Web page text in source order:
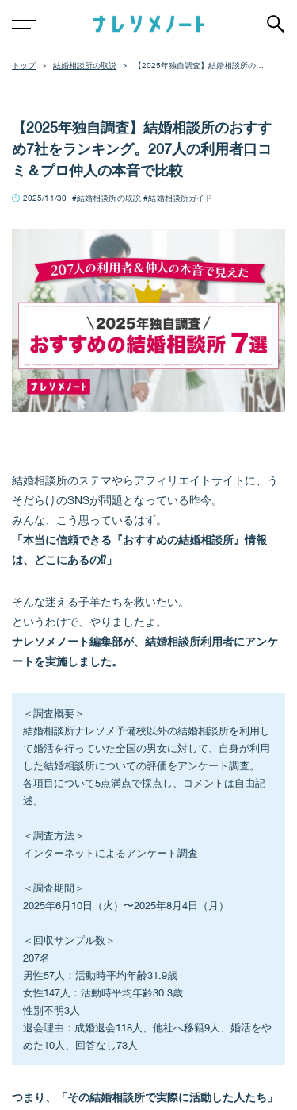
結婚相談所の取説
【2025年独自調査】結婚相談所のお
【2025年独自調査】結婚相談所のおすす
め7社をランキング。207人の利用者口コ
ミ＆プロ仲人の本音で比較
2025/11/30 結婚相談所の取説 結婚相談所ガイド
結婚相談所のステマやらアフィリエイトサイトに、う
そだらけのSNSが問題となっている昨今。
みんな、こう思っているはず。
「本当に信頼できる『おすすめの結婚相談所』情報
は、どこにあるの⁉︎」
そんな迷える子羊たちを救いたい。
というわけで、やりましたよ。
ナレソメノート編集部が、結婚相談所利用者にアンケ
ートを実施しました。
＜調査概要＞
結婚相談所ナレソメ予備校以外の結婚相談所を利用し
て婚活を行っていた全国の男女に対して、自身が利用
した結婚相談所についての評価をアンケート調査。
各項目について5点満点で採点し、コメントは自由記
述。
＜調査方法＞
インターネットによるアンケート調査
＜調査期間＞
2025年6月10日（火）〜2025年8月4日（月）
＜回収サンプル数＞
207名
男性57人：活動時平均年齢31.9歳
女性147人：活動時平均年齢30.3歳
性別不明3人
退会理由：成婚退会118人、他社へ移籍9人、婚活をや
めた10人、回答なし73人
つまり、「その結婚相談所で実際に活動した人たち」